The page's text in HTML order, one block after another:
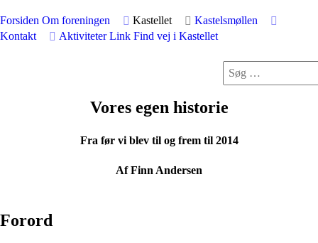
Forsiden Om foreningen Kastellet
Kastelsmøllen
Kontakt
Aktiviteter Link Find vej i Kastellet
Vores egen historie
Fra før vi blev til og frem til 2014
Af Finn Andersen
Forord